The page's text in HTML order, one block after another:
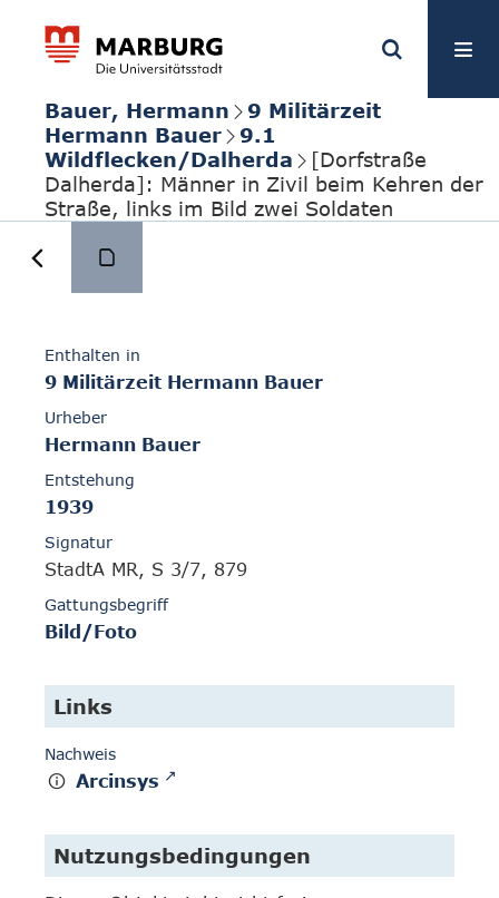
Bauer, Hermann
9 Militärzeit
Hermann Bauer
9.1
Wildflecken/Dalherda
[Dorfstraße
Dalherda]: Männer in Zivil beim Kehren der
Straße, links im Bild zwei Soldaten
Enthalten in
9 Militärzeit Hermann Bauer
Urheber
Hermann Bauer
Entstehung
1939
Signatur
StadtA MR, S 3/7, 879
Gattungsbegriff
Bild/Foto
Links
Nachweis
Arcinsys
Nutzungsbedingungen